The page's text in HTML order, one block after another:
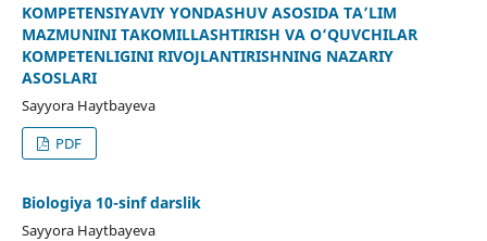
KOMPETENSIYAVIY YONDASHUV ASOSIDA TA’LIM
MAZMUNINI TAKOMILLASHTIRISH VA O‘QUVCHILAR
KOMPETENLIGINI RIVOJLANTIRISHNING NAZARIY
ASOSLARI
Sayyora Haytbayeva
PDF
Biologiya 10-sinf darslik
Sayyora Haytbayeva